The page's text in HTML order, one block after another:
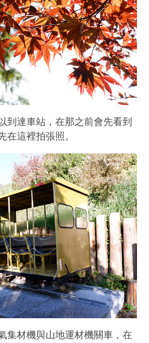
到達車站，在那之前會先看到
在這裡拍張照。
集材機與山地運材機關車，在